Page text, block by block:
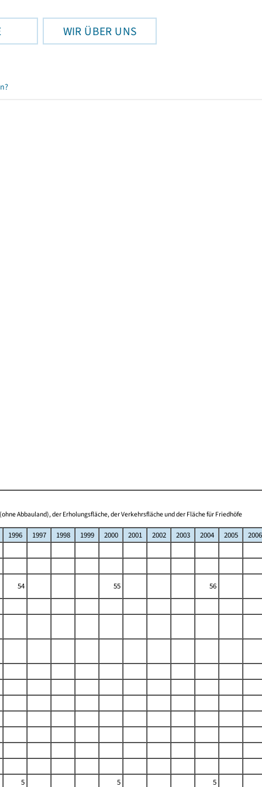
WIR ÜBER UNS
Abbauland), der Erholungsfläche, der Verkehrsfläche und der Fläche für Friedhöfe
1996 1997 1998 1999 2000 2001 2002 2003 2004 2005
2006
54 55
56
5 5
5